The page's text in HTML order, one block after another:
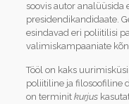
soovis autor analüüsida
presidendikandidaate.
esindavad eri poliitilisi
valimiskampaaniate
Tööl on kaks
poliitiline ja filosoofiline
on terminit kurjus